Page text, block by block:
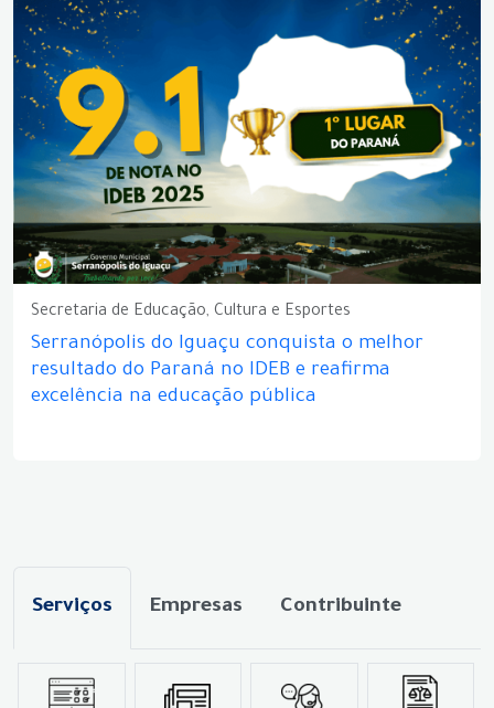
Secretaria de Educação, Cultura e Esportes
Serranópolis do Iguaçu conquista o melhor
resultado do Paraná no IDEB e reafirma
excelência na educação pública
Serviços Empresas Contribuinte